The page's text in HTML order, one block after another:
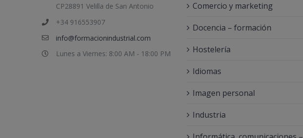
CP28891 Velilla de San Antonio
+34 916553907
info@formacionindustrial.com
Lunes a Viernes: 8:00 AM - 18:00 PM
Comercio y marketing
Docencia – formación
Hostelería
Idiomas
Imagen personal
Industria